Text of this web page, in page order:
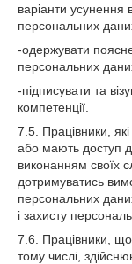
варіанти усунення
персональних
-одержувати
персональних
-підписувати та
компетенції.
7.5. Працівники,
або мають доступ
виконанням своїх
дотримуватись
персональних
і захисту
7.6. Працівники,
тому числі,